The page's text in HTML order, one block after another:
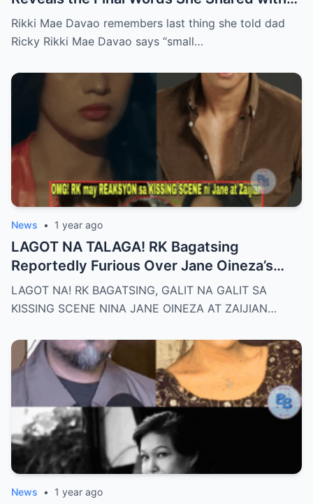
Her Father Ricky Davao Before His Passing
— A Tearful Memory That Continues to
Message Behind Their Last Conversation
Rikki Mae Davao remembers last thing she told dad
Ricky Rikki Mae Davao says “small…
News • 1 year ago
LAGOT NA TALAGA! RK Bagatsing
Reportedly Furious Over Jane Oineza’s
Ki$$ing Scene with Zaijian Jaranilla —
Tension Rises Behind the Scenes as Fans
Line for the Real-Life Couple?
LAGOT NA! RK BAGATSING, GALIT NA GALIT SA
KISSING SCENE NINA JANE OINEZA AT ZAIJIAN…
News • 1 year ago